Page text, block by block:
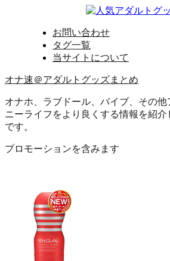
お問い合わせ
タグ一覧
当サイトについて
オナ速＠アダルトグッズまとめ
オナホ、ラブドール、バイブ、その
ニーライフをより良くする情報を紹介
です。
プロモーションを含みます